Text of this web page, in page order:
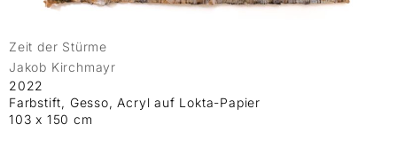
Zeit der Stürme
Jakob Kirchmayr
2022
Farbstift, Gesso, Acryl auf Lokta-Papier
103 x 150 cm